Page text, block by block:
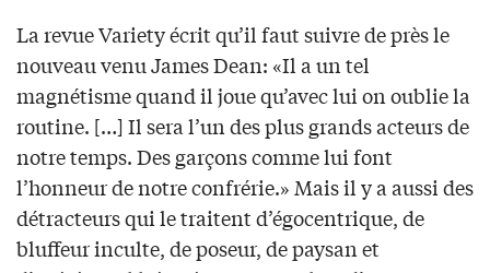
La revue Variety écrit qu’il faut suivre de près le
nouveau venu James Dean: «Il a un tel
magnétisme quand il joue qu’avec lui on oublie la
routine. […] Il sera l’un des plus grands acteurs de
notre temps. Des garçons comme lui font
l’honneur de notre confrérie.» Mais il y a aussi des
détracteurs qui le traitent d’égocentrique, de
bluffeur inculte, de poseur, de paysan et